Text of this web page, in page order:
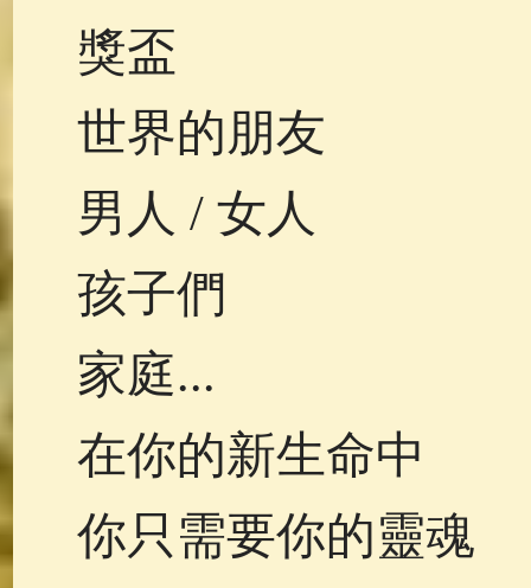
獎盃
世界的朋友
男人 / 女人
孩子們
家庭...
在你的新生命中
你只需要你的靈魂